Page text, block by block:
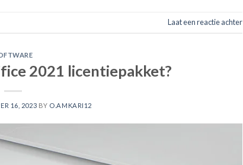
Laat een reactie achter
2021 licentiepakket?
16, 2023 BY O.AMKARI12